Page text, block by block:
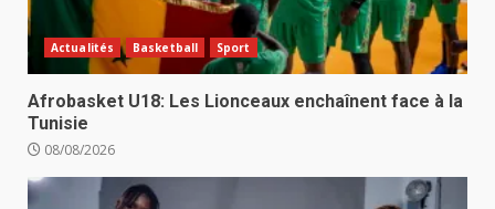
Actualités Basketball Sport
Afrobasket U18: Les Lionceaux enchaînent face à la
Tunisie
08/08/2026